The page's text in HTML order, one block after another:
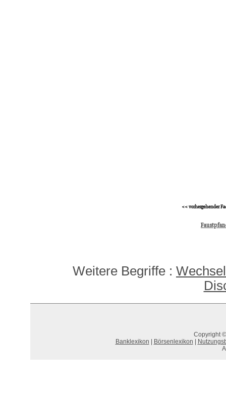
<< vorhergehender
Weitere Begriffe :
Copyright
Banklexikon
Börsenlexikon